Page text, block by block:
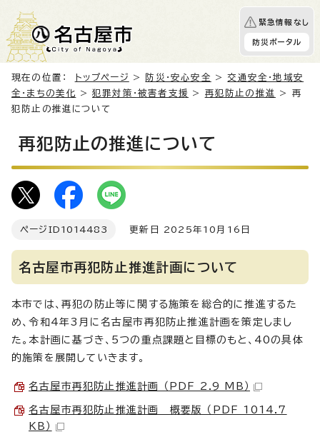
緊急情報なし
防災ポータル
現在の位置： トップページ > 防災・安心安全 >交通安全・地域安
全・まちの美化
>犯罪対策・被害者支援 > 再犯防止の推進
> 再
犯防止の推進について
再犯防止の推進について
ページID 1014483 更新日 2025年10月16日
名古屋市再犯防止推進計画について
本市では、再犯の防止等に関する施策を総合的に推進するた
め、令和4年3月に名古屋市再犯防止推進計画を策定しまし
た。本計画に基づき、5つの重点課題と目標のもと、40の具体
的施策を展開していきます。
名古屋市再犯防止推進計画 （PDF 2.9 MB）
名古屋市再犯防止推進計画 概要版 （PDF 1014.7
KB）